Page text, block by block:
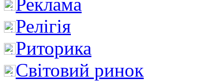
Релігія
Риторика
Світовий ринок